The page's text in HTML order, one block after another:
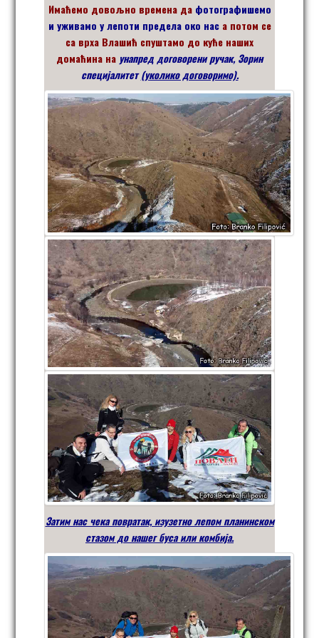
Имаћемо довољно времена да фотографишемо
и уживамо у лепоти предела око наса потом се
са врха Влашић спуштамо до куће наших
домаћина на унапред договорени ручак, Зорин
специјалитет(уколико договоримо).
Затим нас чека повратак, изузетно лепом планинском
стазом до нашег буса или комбија.